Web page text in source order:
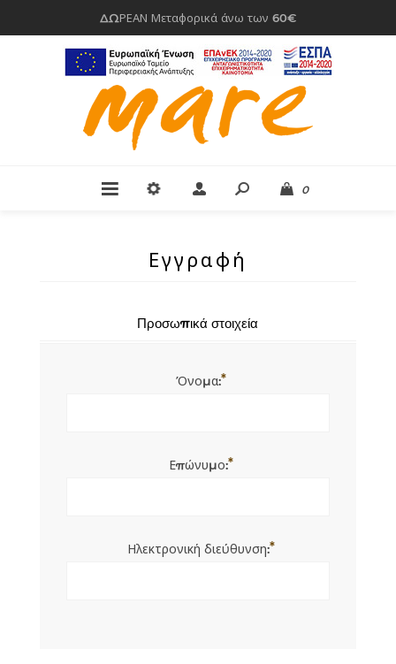
ΔΩΡΕΑΝ Μεταφορικά άνω των 60€
0
Εγγραφή
Προσωπικά στοιχεία
Όνομα:*
Επώνυμο:*
Ηλεκτρονική διεύθυνση:*